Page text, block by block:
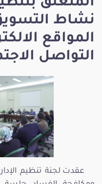
نشاط
المواقع
التواصل
عقدت لجنة تنظيم